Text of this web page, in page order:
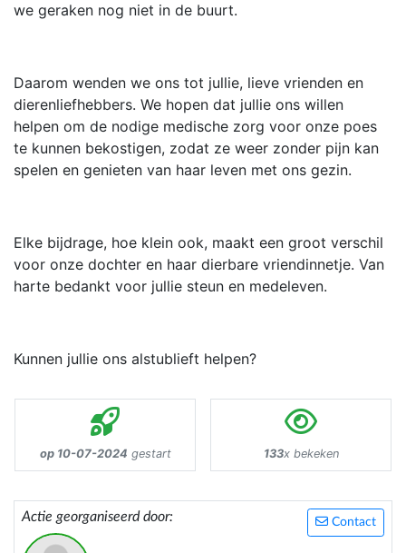
we geraken nog niet in de buurt.
Daarom wenden we ons tot jullie, lieve vrienden en
dierenliefhebbers. We hopen dat jullie ons willen
helpen om de nodige medische zorg voor onze poes
te kunnen bekostigen, zodat ze weer zonder pijn kan
spelen en genieten van haar leven met ons gezin.
Elke bijdrage, hoe klein ook, maakt een groot verschil
voor onze dochter en haar dierbare vriendinnetje. Van
harte bedankt voor jullie steun en medeleven.
Kunnen jullie ons alstublieft helpen?
op 10-07-2024 gestart 133x bekeken
Contact
Actie georganiseerd door: